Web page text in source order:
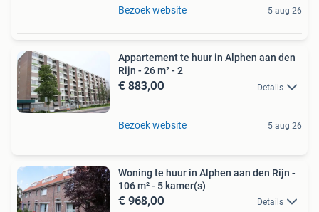
Bezoek website 5 aug 26
Appartement te huur in Alphen aan den
Rijn - 26 m² - 2
€ 883,00 Details
Bezoek website 5 aug 26
Woning te huur in Alphen aan den Rijn -
106 m² - 5 kamer(s)
€ 968,00 Details